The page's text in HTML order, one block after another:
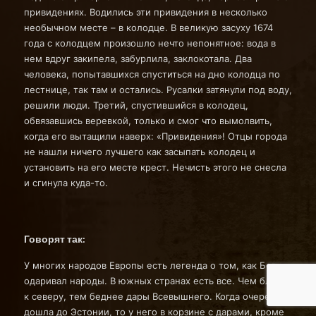
привидениях. Водились эти привидения в несколько
необычном месте – в колодце. В великую засуху 1674
года с колодцем произошло нечто непонятное: вода в
нем вдруг закипела, забурлила, заклокотала. Два
человека, попытавшихся спуститься на дно колодца по
лестнице, так там и остались. Русалки затянули под воду,
решили люди. Третий, спустившийся в колодец,
обвязавшись веревкой, только и смог что вымолвить,
когда его вытащили наверх: «Привидения»! Отцы города
не нашли ничего лучшего как засыпать колодец и
установить на его месте крест. Нечисть этого не снесла
и сгинула куда-то.
Говорят так:
У многих народов Европы есть легенда о том, как Бог
одаривал народы. В южных странах есть все. Чем ближе
к северу, тем беднее дары Всевышнего. Когда очередь
дошла до Эстонии, то у него в корзине с дарами, кроме